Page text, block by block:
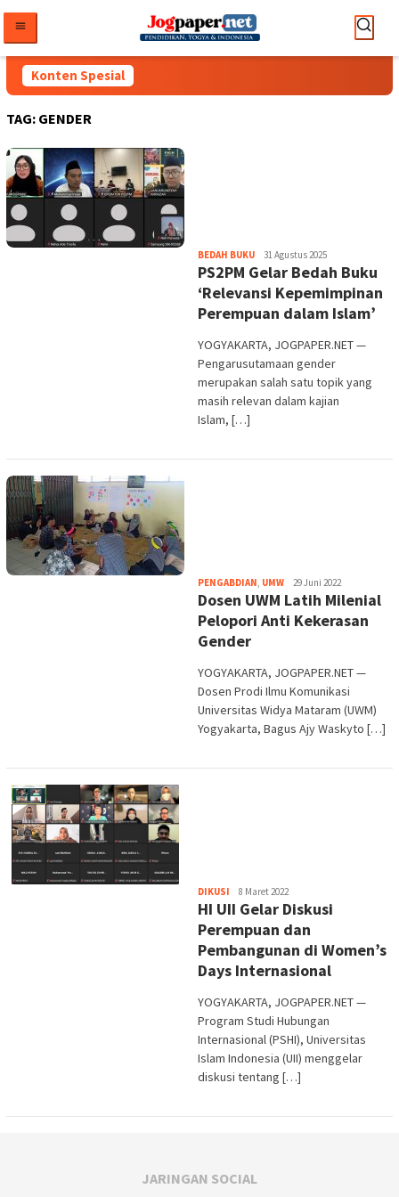
konten
Konten Spesial
TAG: GENDER
BEDAH BUKUHeri
Purwata
31 Agustus 2025
PS2PM Gelar Bedah Buku
‘Relevansi Kepemimpinan
Perempuan dalam Islam’
YOGYAKARTA, JOGPAPER.NET —
Pengarusutamaan gender
merupakan salah satu topik yang
masih relevan dalam kajian
Islam, […]
PENGABDIAN, UMWHeri
Purwata
29 Juni 2022
Dosen UWM Latih Milenial
Pelopori Anti Kekerasan
Gender
YOGYAKARTA, JOGPAPER.NET —
Dosen Prodi Ilmu Komunikasi
Universitas Widya Mataram (UWM)
Yogyakarta, Bagus Ajy Waskyto […]
DIKUSI Heri
Purwata
8 Maret 2022
HI UII Gelar Diskusi
Perempuan dan
Pembangunan di Women’s
Days Internasional
YOGYAKARTA, JOGPAPER.NET —
Program Studi Hubungan
Internasional (PSHI), Universitas
Islam Indonesia (UII) menggelar
diskusi tentang […]
JARINGAN SOCIAL